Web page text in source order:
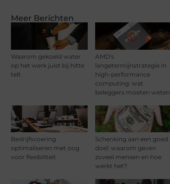
Meer Berichten
Waarom gekoeld water
op het werk juist bij hitte
telt
AMD's
langetermijnstrategie in
high-performance
computing: wat
beleggers moeten weten
Bedrijfsvoering
optimaliseren met oog
voor flexibiliteit
Schenking aan een goed
doel: waarom geven
zoveel mensen en hoe
werkt het?